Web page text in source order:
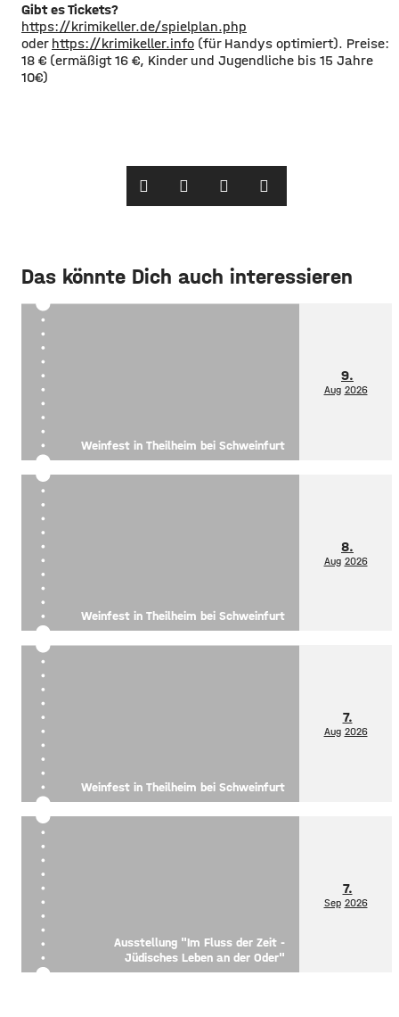
Gibt es Tickets?
https://krimikeller.de/spielplan.php
oder https://krimikeller.info (für Handys optimiert). Preise:
18 € (ermäßigt 16 €, Kinder und Jugendliche bis 15 Jahre
10€)
Das könnte Dich auch interessieren
Weinfest in Theilheim bei Schweinfurt
9.
Aug 2026
Weinfest in Theilheim bei Schweinfurt
8.
Aug 2026
Weinfest in Theilheim bei Schweinfurt
7.
Aug 2026
Ausstellung "Im Fluss der Zeit -
Jüdisches Leben an der Oder"
7.
Sep 2026